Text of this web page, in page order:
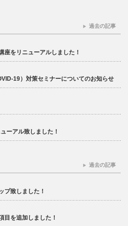
座をリニューアルしました！
19）対策セミナーについてのお知らせ
ーアル致しました！
過去の記事
プ致しました！
目を追加しました！
過去の記事